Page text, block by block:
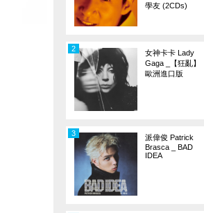
學友 (2CDs)
女神卡卡 Lady
Gaga _【狂亂】
歐洲進口版
2
派偉俊 Patrick
Brasca _ BAD
IDEA
3